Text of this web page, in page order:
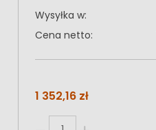
Wysyłka w:
Cena netto:
1 352,16 zł